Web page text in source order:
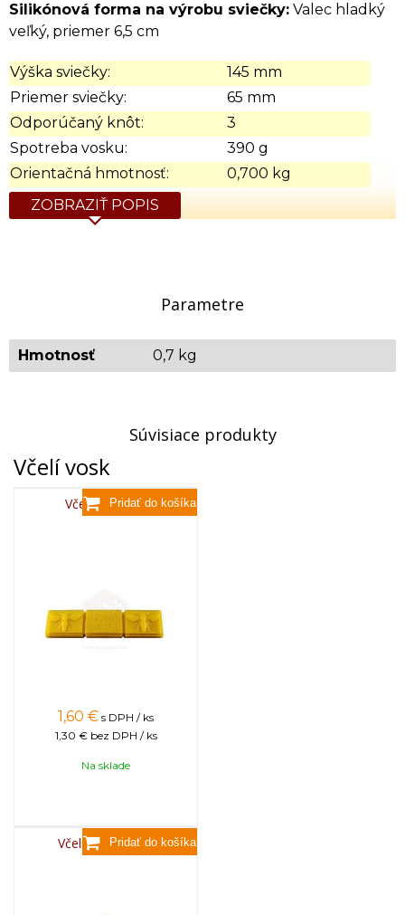
Silikónová forma na výrobu sviečky: Valec hladký
veľký, priemer 6,5 cm
Výška sviečky:
145 mm
Priemer sviečky:
65 mm
Odporúčaný knôt:
3
Spotreba vosku:
390 g
Orientačná hmotnosť:
0,700 kg
ZOBRAZIŤ POPIS
Parametre
Hmotnosť 0,7 kg
Súvisiace produkty
Včelí vosk
Včelí vosk,80g
1,60 € s DPH / ks
1,30 € bez DPH / ks
Na sklade
Včelí vosk, 3,5kg